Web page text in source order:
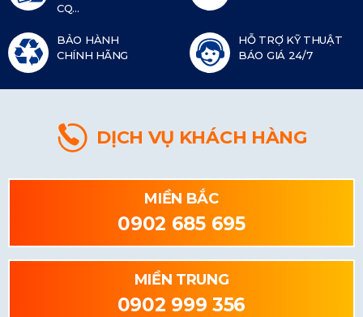
CQ...
BẢO HÀNH
CHÍNH HÃNG
HỖ TRỢ KỸ THUẬT
BÁO GIÁ 24/7
DỊCH VỤ KHÁCH HÀNG
MIỀN BẮC
0902 685 695
MIỀN TRUNG
0902 999 356